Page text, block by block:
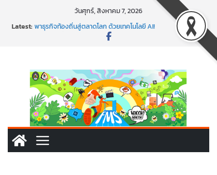
วันศุกร์, สิงหาคม 7, 2026
Latest:พาธุรกิจท้องถิ่นสู่ตลาดโลก ด้วยเทคโนโลยี AI!
SMEs ยุคนี้ ถ้าไม่ใช้ AI ถือว่าพลาดมาก!
พร้อมลุยแล้ว! ปักหมุดโรดแมป AI อัปสกิลธุรกิจให้พุ่งทะยาน